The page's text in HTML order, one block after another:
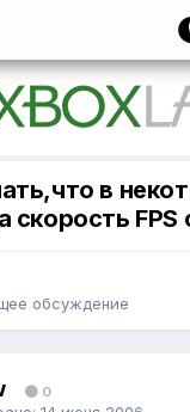
в
скорость
обсуждение
0